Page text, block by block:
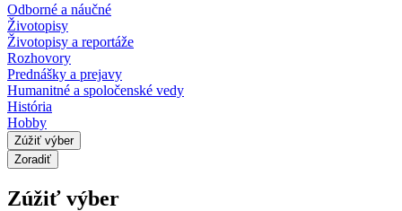
Odborné a náučné
Životopisy
Životopisy a reportáže
Rozhovory
Prednášky a prejavy
Humanitné a spoločenské vedy
História
Hobby
Zúžiť výber
Zoradiť
Zúžiť výber